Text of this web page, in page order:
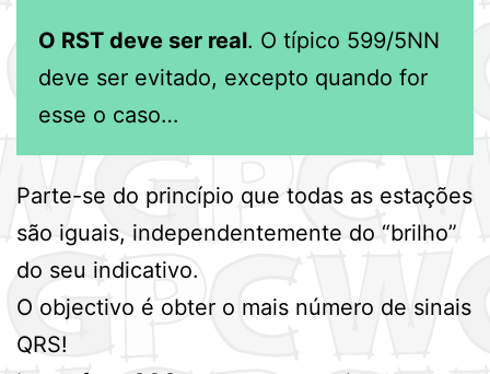
O RST deve ser real. O típico 599/5NN
deve ser evitado, excepto quando for
esse o caso…
Parte-se do princípio que todas as estações
são iguais, independentemente do “brilho”
do seu indicativo.
O objectivo é obter o mais número de sinais
QRS!